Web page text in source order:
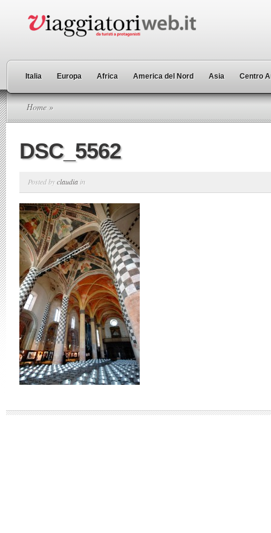
Italia Europa Africa America del Nord Asia Centro
Home »
DSC_5562
Posted byclaudia in